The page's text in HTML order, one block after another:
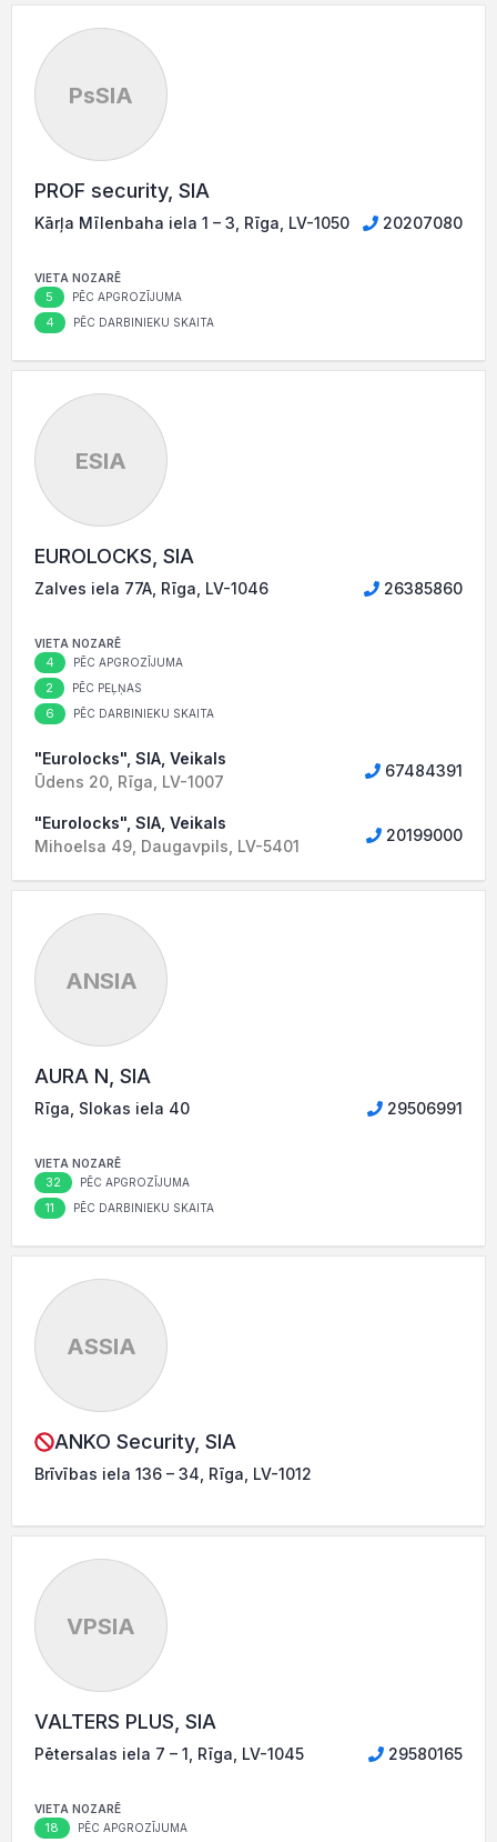
PsSIA
PROF security, SIA
Kārļa Mīlenbaha iela 1 – 3, Rīga, LV-1050 20207080
VIETA NOZARĒ
5 PĒC APGROZĪJUMA
4 PĒC DARBINIEKU SKAITA
ESIA
EUROLOCKS, SIA
Zalves iela 77A, Rīga, LV-1046 26385860
VIETA NOZARĒ
4 PĒC APGROZĪJUMA
2 PĒC PEĻŅAS
6 PĒC DARBINIEKU SKAITA
"Eurolocks", SIA, Veikals
Ūdens 20, Rīga, LV-1007
67484391
"Eurolocks", SIA, Veikals
Mihoelsa 49, Daugavpils, LV-5401
20199000
ANSIA
AURA N, SIA
Rīga, Slokas iela 40 29506991
VIETA NOZARĒ
32 PĒC APGROZĪJUMA
11 PĒC DARBINIEKU SKAITA
ASSIA
ANKO Security, SIA
Brīvības iela 136 – 34, Rīga, LV-1012
VPSIA
VALTERS PLUS, SIA
Pētersalas iela 7 – 1, Rīga, LV-1045 29580165
VIETA NOZARĒ
18 PĒC APGROZĪJUMA